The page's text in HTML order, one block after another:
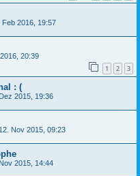
Feb 2016, 19:57
20:39
1 2 3
: (
2015, 19:36
Nov 2015, 09:23
2015, 14:44